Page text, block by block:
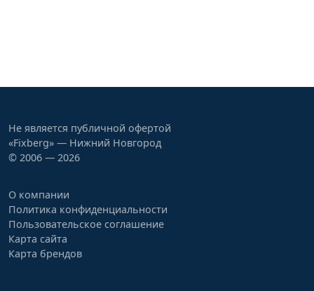
Не является публичной офертой
«Fixberg» — Нижний Новгород
© 2006 — 2026
О компании
Политика конфиденциальности
Пользовательское соглашение
Карта сайта
Карта брендов